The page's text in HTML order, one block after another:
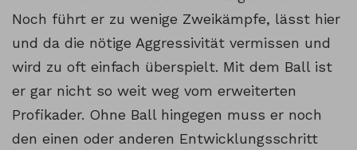
Noch führt er zu wenige Zweikämpfe, lässt hier
und da die nötige Aggressivität vermissen und
wird zu oft einfach überspielt. Mit dem Ball ist
er gar nicht so weit weg vom erweiterten
Profikader. Ohne Ball hingegen muss er noch
den einen oder anderen Entwicklungsschritt